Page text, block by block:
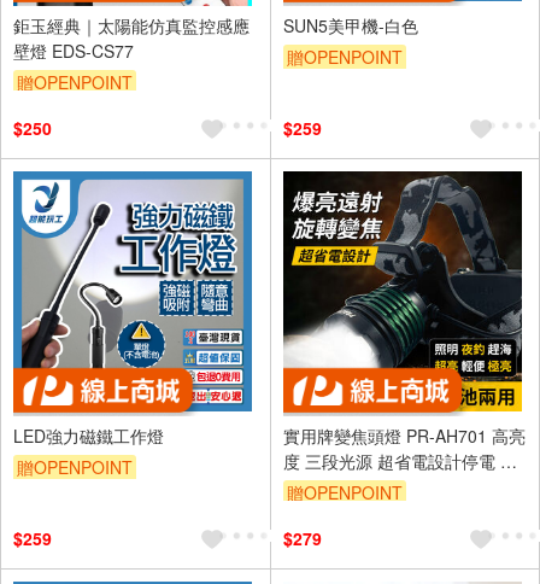
鉅玉經典｜太陽能仿真監控感應
壁燈 EDS-CS77
贈OPENPOINT
$250
SUN5美甲機-白色
贈OPENPOINT
$259
LED強力磁鐵工作燈
贈OPENPOINT
$259
實用牌變焦頭燈 PR-AH701 高亮
度 三段光源 超省電設計停電 登
山 施工必備
贈OPENPOINT
（運費不算在 2000 元的範圍
內）
$279